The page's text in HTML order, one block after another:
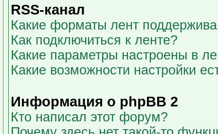
RSS-канал
Какие форматы лент
Как подключиться к ленте?
Какие параметры настроены в
Какие возможности настройки
Информация о phpBB 2
Кто написал этот форум?